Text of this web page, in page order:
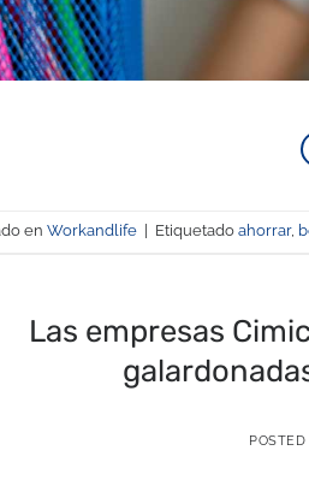
en Workandlife Etiquetado ahorrar,
Las empresas